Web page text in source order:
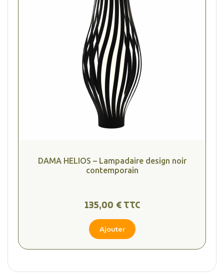
DAMA HELIOS – Lampadaire design noir
contemporain
135,00 € TTC
Ajouter